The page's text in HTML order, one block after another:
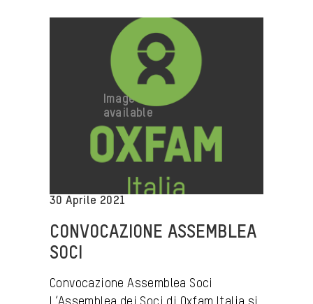
30 Aprile 2021
CONVOCAZIONE ASSEMBLEA
SOCI
Convocazione Assemblea Soci